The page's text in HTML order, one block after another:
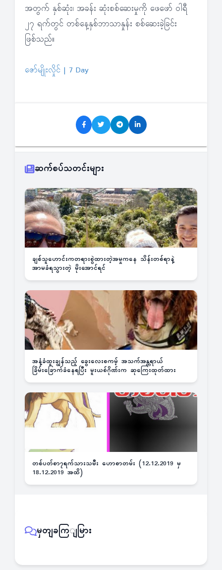
အတွက် နှစ်ဆုံး၊ အခန်း ဆုံးစစ်ဆေးမှုကို ဖေဖော် ဝါရီ
၂၇ ရက်တွင် တစ်နေ့နှစ်ဘာသာနှုန်း စစ်ဆေးခဲ့ခြင်း
ဖြစ်သည်။
ဇော်မျိုးလှိုင် | 7 Day
ဆက်စပ်သတင်းများ
ချစ်သူဟောင်းကတရားစွဲထားတဲ့အမှုကနေ သိန်းတစ်ရာနဲ့
အာမခံရသွားတဲ့ မိုးအောင်ရင်
အနံ့ခံထူးချွန်သည့် ခွေးလေးစကမ့် အသက်အန္တရာယ်
ခြိမ်းခြောက်ခံနေရပြီး မူးယစ်ဂိုဏ်းက ဆုကြေးထုတ်ထား
တစ်ပတ်စာ၇ရက်သားသမီး ဟောစာတမ်း (12.12.2019 မှ
18.12.2019 အထိ)
မှတျခကြျမြား